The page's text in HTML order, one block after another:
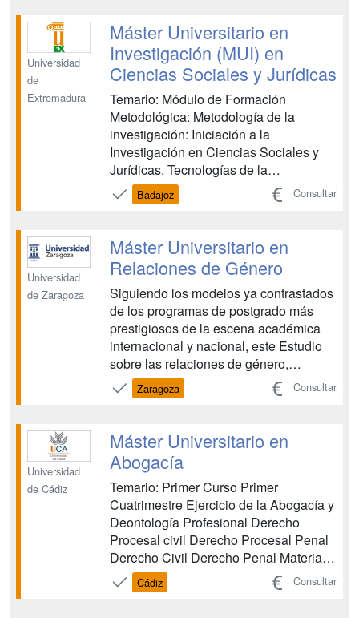
abordados en el grado. A esta finalidad
obedece el Máster Univers...
Universidad
de
Extremadura
Máster Universitario en
Investigación (MUI) en
Ciencias Sociales y Jurídicas
Temario: Módulo de Formación
Metodológica: Metodología de la
investigación: Iniciación a la
Investigación en Ciencias Sociales y
Jurídicas. Tecnologías de la
Comunicación y la Documentación
Científica. Módulo Específico:
Trabajo: Iniciación a la Investigación en
Organización de Empresas. Iniciación a
la Investig...
Badajoz Consultar
Universidad
de Zaragoza
Máster Universitario en
Relaciones de Género
Siguiendo los modelos ya contrastados
de los programas de postgrado más
prestigiosos de la escena académica
internacional y nacional, este Estudio
sobre las relaciones de género,
promovido por la citada Facultad, en
colaboración con el Instituto Aragonés
Master y Doctorado especializados en
el tema, busca respo...
Zaragoza Consultar
Universidad
de Cádiz
Máster Universitario en
Abogacía
Temario: Primer Curso Primer
Cuatrimestre Ejercicio de la Abogacía y
Deontología Profesional Derecho
Procesal civil Derecho Procesal Penal
Derecho Civil Derecho Penal Materias
Complementarias Segundo
Cuatrimestre Materias Procesales
Cádiz Consultar